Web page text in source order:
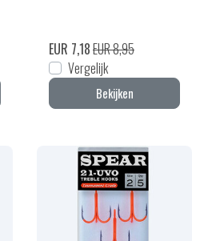
EUR 7,18EUR 8,95
Vergelijk
Bekijken